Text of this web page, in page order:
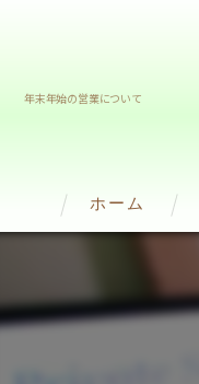
年末年始の営業について
ホーム